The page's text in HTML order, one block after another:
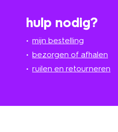
hulp nodig?
mijn bestelling
bezorgen of afhalen
ruilen en retourneren